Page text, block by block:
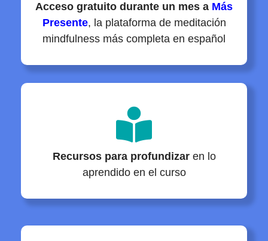
Acceso gratuito durante un mes a Más
Presente, la plataforma de meditación
mindfulness más completa en español
Recursos para profundizaren lo
aprendido en el curso